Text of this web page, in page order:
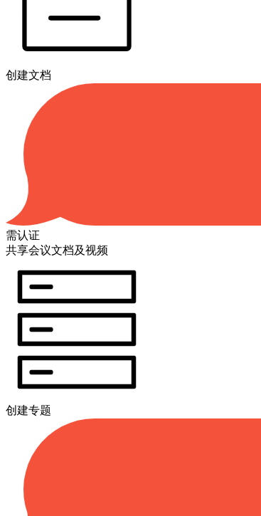
创建文档
需认证
共享会议文档及视频
创建专题